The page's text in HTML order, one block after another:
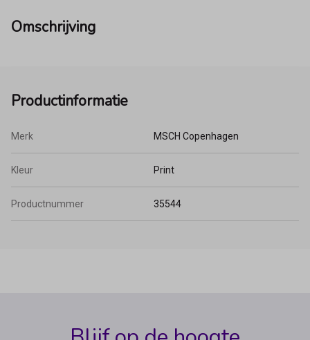
Omschrijving
Productinformatie
Merk MSCH Copenhagen
Kleur Print
Productnummer 35544